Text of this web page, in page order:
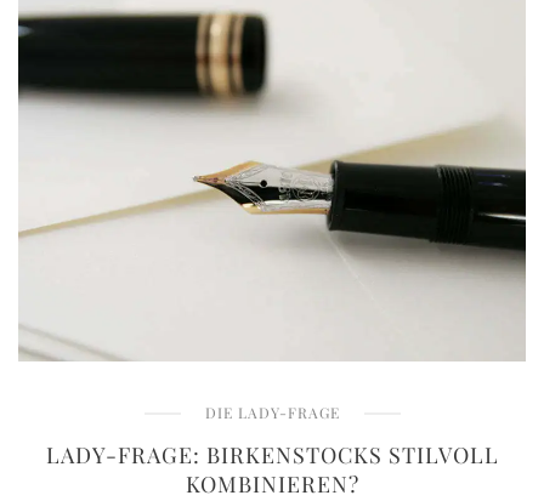
DIE LADY-FRAGE
LADY-FRAGE: BIRKENSTOCKS STILVOLL
KOMBINIEREN?